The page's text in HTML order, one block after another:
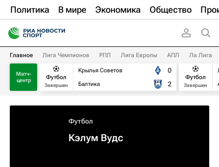
Политика В мире Экономика Общество
Главное Лига Чемпионов РПЛ Лига Европы АПЛ Ла Лига
Матч-
центр
Футбол
Завершен
Крылья Советов
Балтика
0
2
Футбол
Завершен
Футбол
Кэлум Вудс